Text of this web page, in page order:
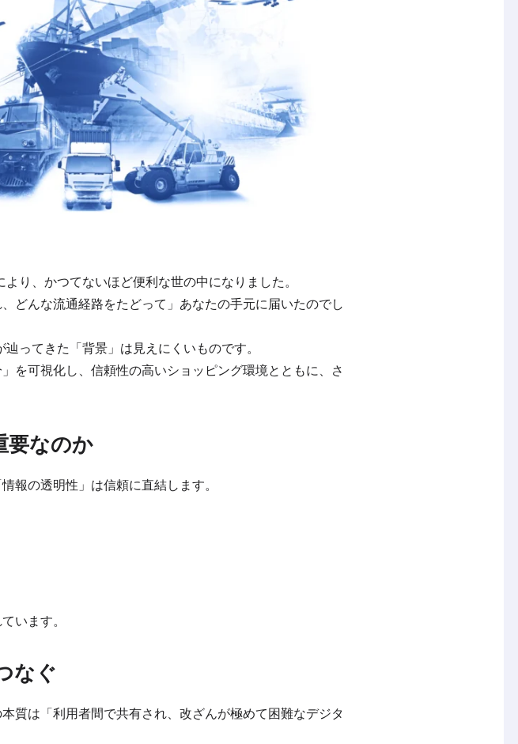
り、かつてないほど便利な世の中になりました。
どんな流通経路をたどって」あなたの手元に届いたのでし
ってきた「背景」は見えにくいものです。
を可視化し、信頼性の高いショッピング環境とともに、さ
要なのか
報の透明性」は信頼に直結します。
います。
なぐ
質は「利用者間で共有され、改ざんが極めて困難なデジタ